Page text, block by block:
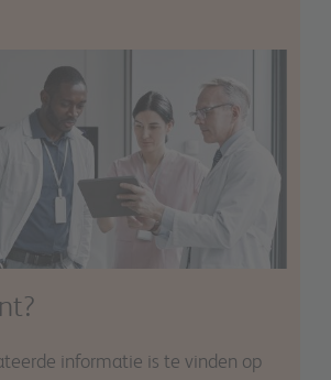
informatie is te vinden op